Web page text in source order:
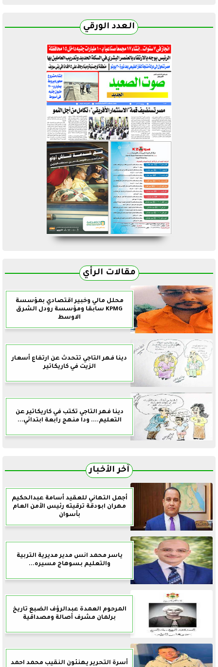
العدد الورقي
مقالات الرأي
محلل مالي وخبير اقتصادي بمؤسسة
KPMG سابقا ومؤسسة رودل الشرق
الاوسط
دينا فهر التاجي تتحدث عن ارتفاع أسعار
الزيت في كاريكاتير
دينا فهر التاجي تكتب في كاريكاتير عن
التعليم.... ودا منهج رابعة ابتدائي...
آخر الأخبار
أجمل التهاني للعقيد أسامة عبدالحكيم
مهران ابودقة ترقيته رئيس الأمن العام
بأسوان
ياسر محمد انس مدير مديرية التربية
والتعليم بسوهاج مسيره...
المرحوم العمدة عبدالرؤف الضبع تاريخ
برلمان مشرف أصالة ومصداقية
أسرة التحرير يهنئون النقيب محمد احمد